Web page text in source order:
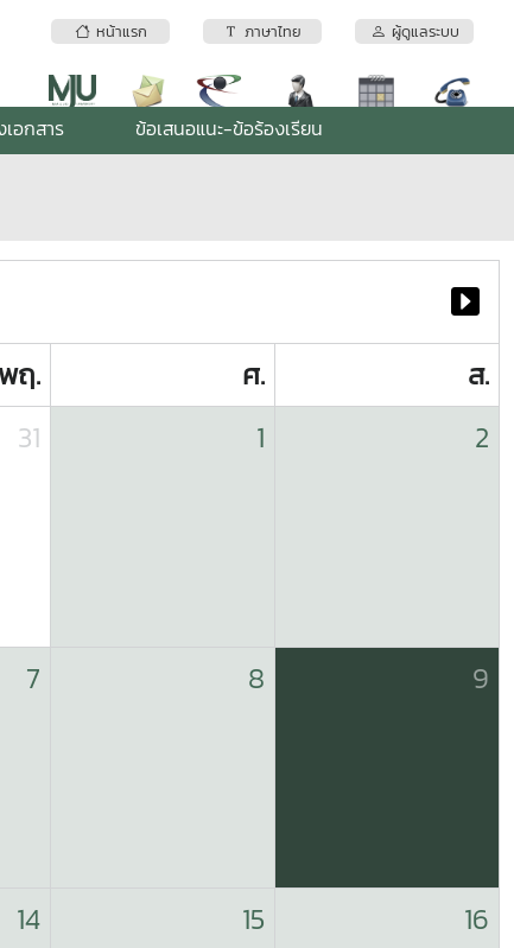
หน้าแรก ภาษาไทย ผู้ดูแลระบบ
อกสาร ข้อเสนอแนะ-ข้อร้องเรียน
พฤ. ศ.
ส.
31 1 2
7 8 9
14 15 16